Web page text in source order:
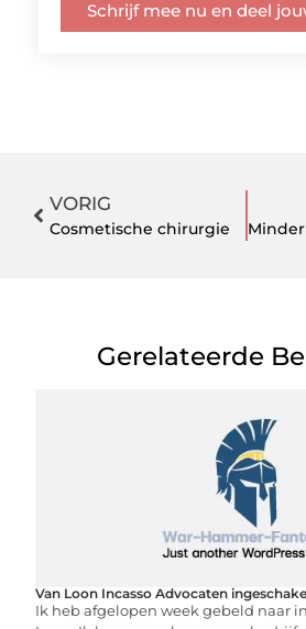
Schrijf mee nu en deel
VORIG
Cosmetische chirurgie
Gerelateerde
Van Loon Incasso Advocaten
Ik heb afgelopen week gebeld naar